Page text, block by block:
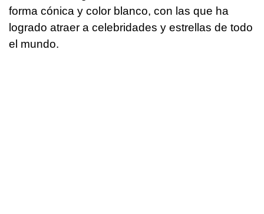
forma cónica y color blanco, con las que ha
logrado atraer a celebridades y estrellas de todo
el mundo.